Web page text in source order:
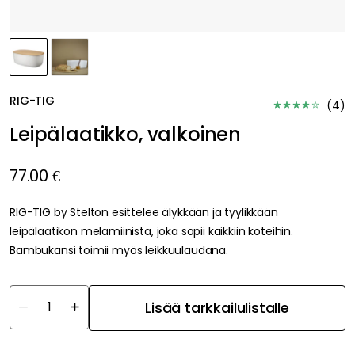
RIG-TIG (4)
Leipälaatikko, valkoinen
77.00 €
RIG-TIG by Stelton esittelee älykkään ja tyylikkään
leipälaatikon melamiinista, joka sopii kaikkiin koteihin.
Bambukansi toimii myös leikkuulaudana.
Lisää tarkkailulistalle